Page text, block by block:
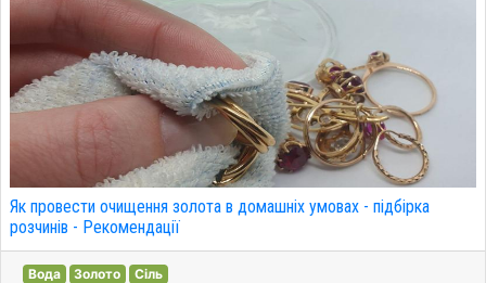
Як провести очищення золота в домашніх умовах - підбірка
розчинів - Рекомендації
Вода Золото Сіль